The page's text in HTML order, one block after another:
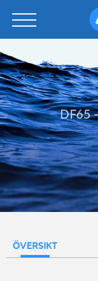
DF65
ÖVERSIKT